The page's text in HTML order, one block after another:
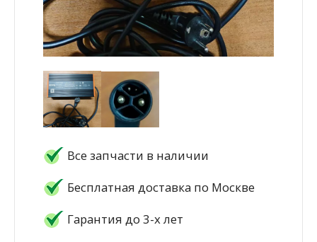
Все запчасти в наличии
Бесплатная доставка по Москве
Гарантия до 3-х лет